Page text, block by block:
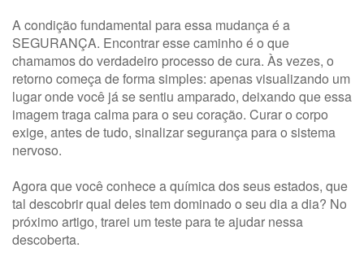
A condição fundamental para essa mudança é a
SEGURANÇA. Encontrar esse caminho é o que
chamamos do verdadeiro processo de cura. Às vezes, o
retorno começa de forma simples: apenas visualizando um
lugar onde você já se sentiu amparado, deixando que essa
imagem traga calma para o seu coração. Curar o corpo
exige, antes de tudo, sinalizar segurança para o sistema
nervoso.
Agora que você conhece a química dos seus estados, que
tal descobrir qual deles tem dominado o seu dia a dia? No
próximo artigo, trarei um teste para te ajudar nessa
descoberta.